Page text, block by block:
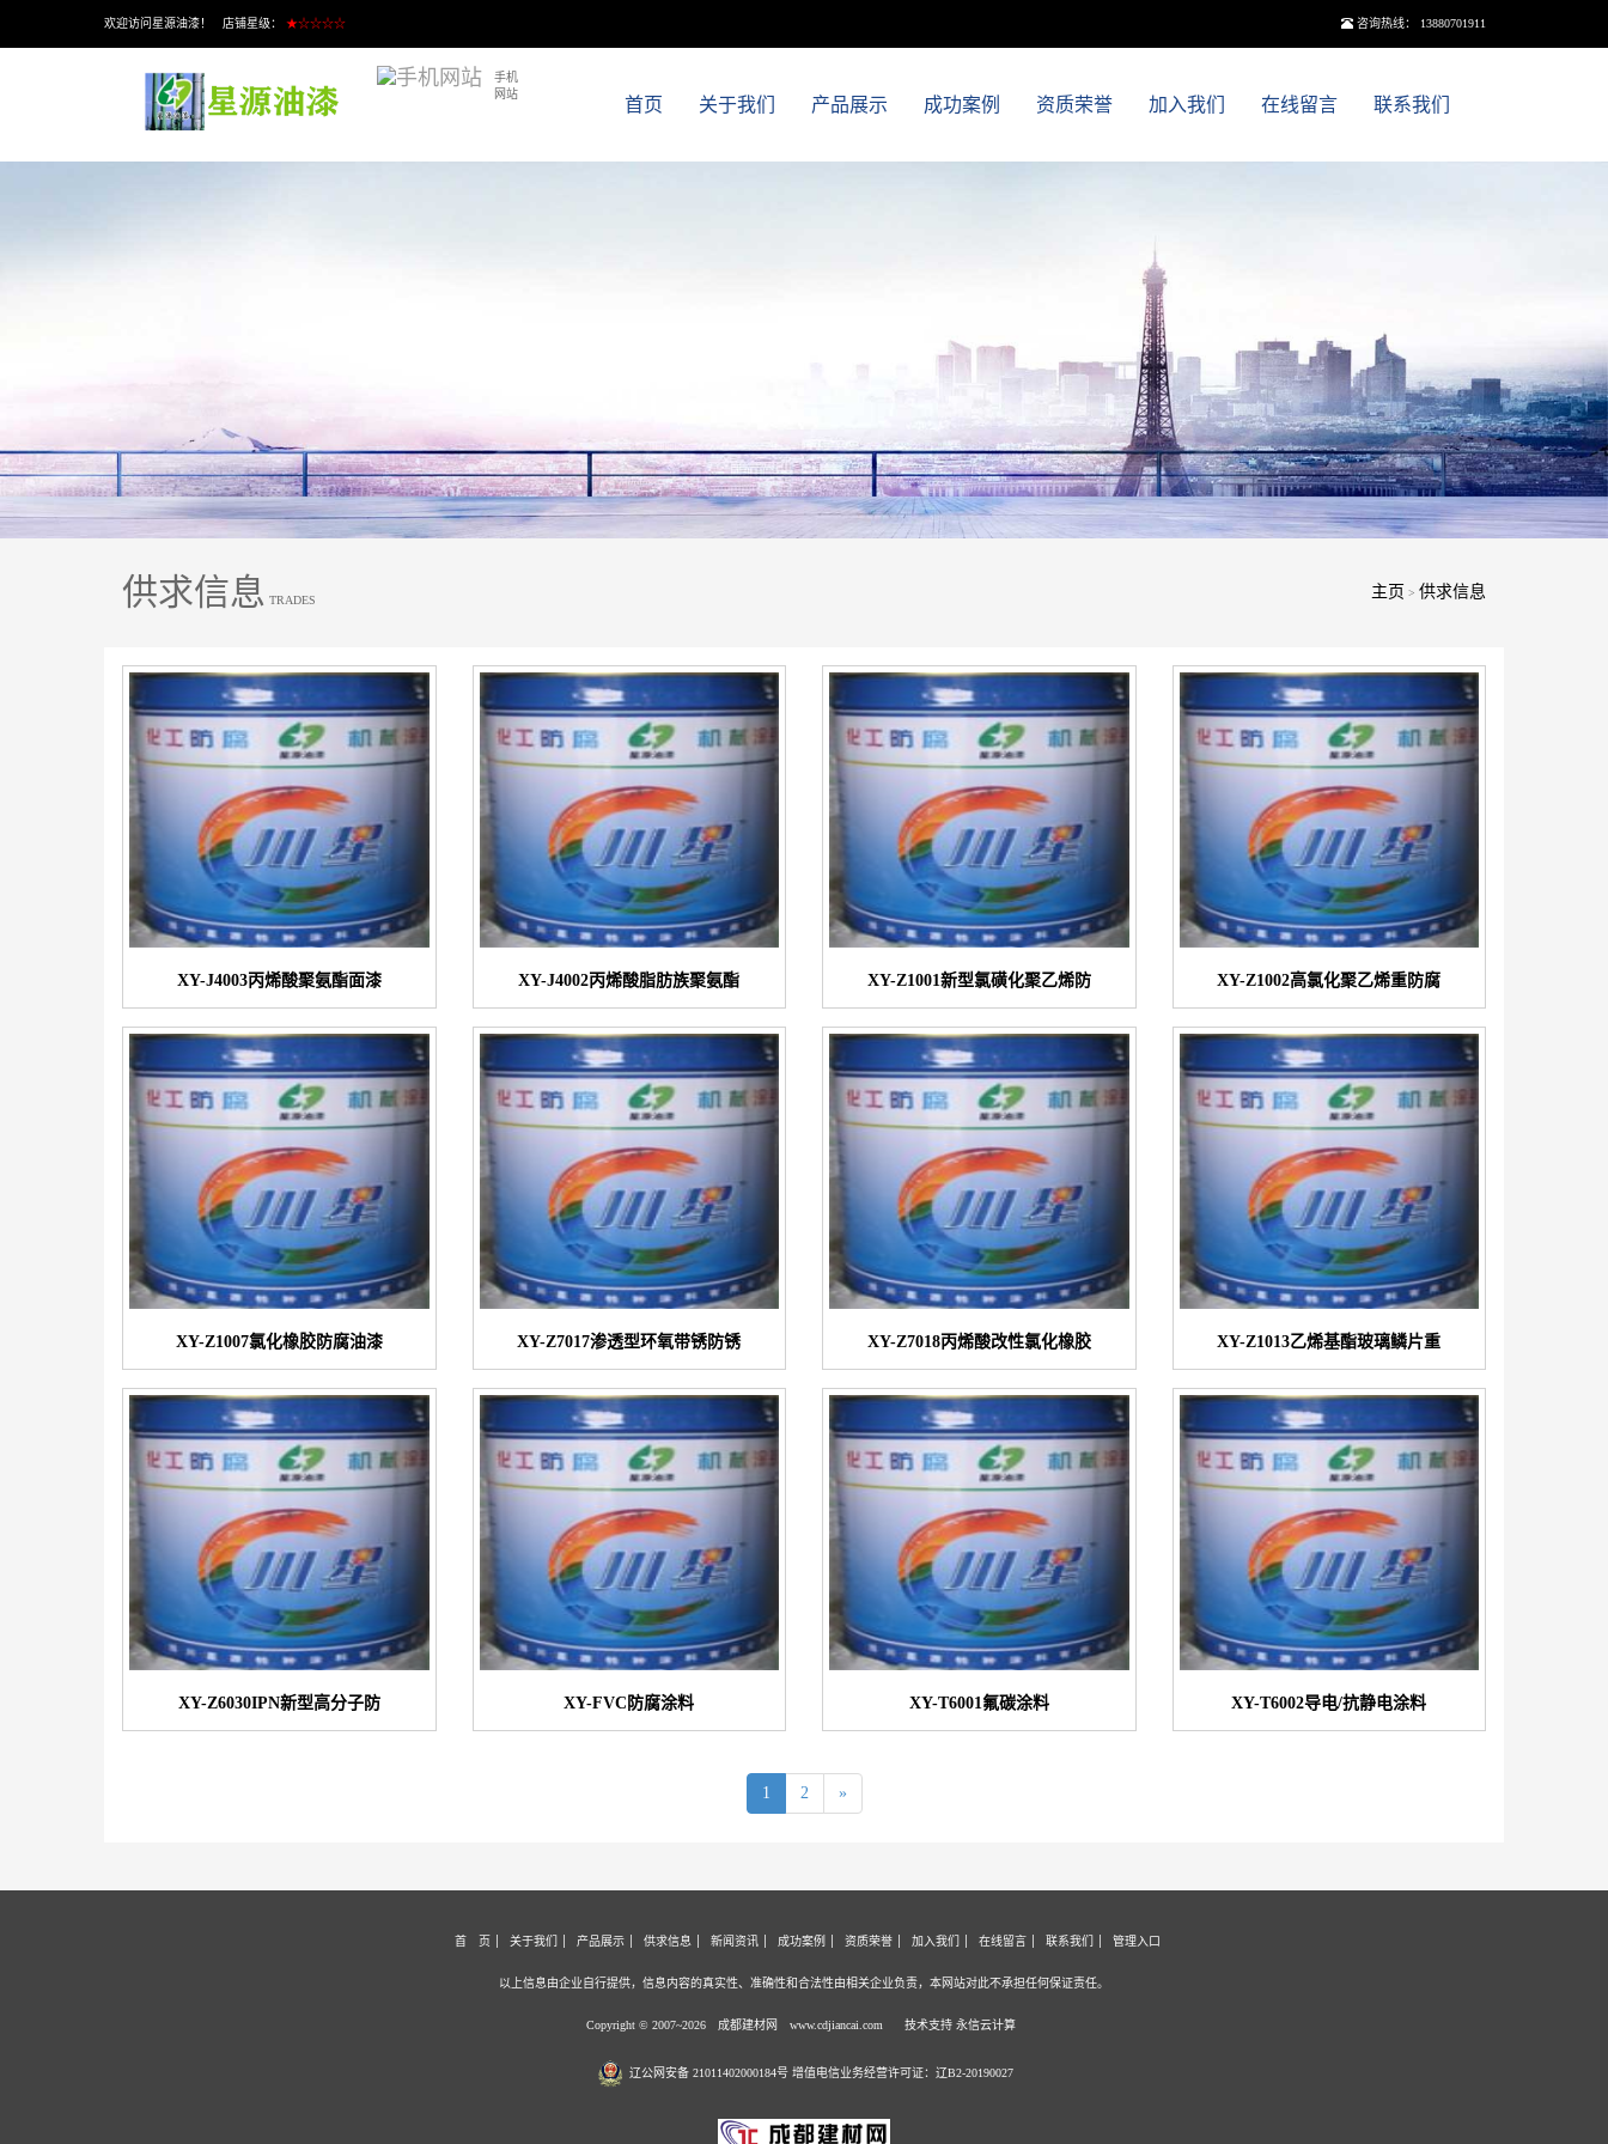
欢迎访问星源油漆！ 店铺星级： ★☆☆☆☆ 咨询热线： 13880701911
手机
网站
首页 关于我们 产品展示 成功案例 资质荣誉 加入我们 在线留言 联系我们
供求信息 TRADES 主页 > 供求信息
XY-J4003丙烯酸聚氨酯面漆 XY-J4002丙烯酸脂肪族聚氨酯 XY-Z1001新型氯磺化聚乙烯防 XY-Z1002高氯化聚乙烯重防腐
XY-Z1007氯化橡胶防腐油漆 XY-Z7017渗透型环氧带锈防锈 XY-Z7018丙烯酸改性氯化橡胶 XY-Z1013乙烯基酯玻璃鳞片重
XY-Z6030IPN新型高分子防 XY-FVC防腐涂料 XY-T6001氟碳涂料 XY-T6002导电/抗静电涂料
1 2 »
首 页 关于我们 产品展示 供求信息 新闻资讯 成功案例 资质荣誉 加入我们 在线留言 联系我们 管理入口
以上信息由企业自行提供，信息内容的真实性、准确性和合法性由相关企业负责，本网站对此不承担任何保证责任。
Copyright © 2007~2026 成都建材网 www.cdjiancai.com 技术支持 永信云计算
辽公网安备 21011402000184号 增值电信业务经营许可证：辽B2-20190027